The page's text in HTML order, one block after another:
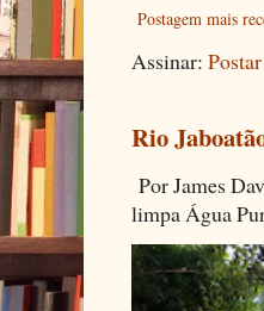
Postagem mais
Assinar:
Rio
Por James
limpa Água